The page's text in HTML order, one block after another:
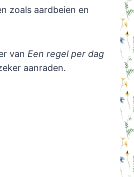
zoals aardbeien en
van Een regel per dag
aanraden.